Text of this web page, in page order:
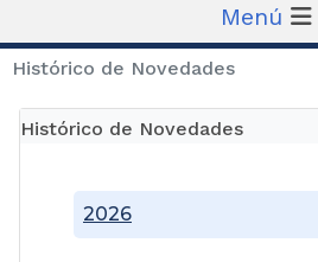
Menú
Histórico de Novedades
Histórico de Novedades
2026